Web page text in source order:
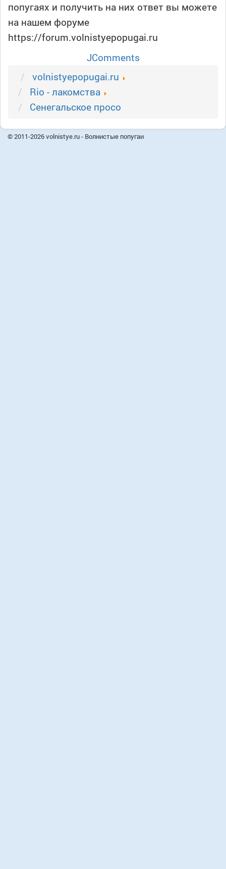
попугаях и получить на них ответ вы можете
на нашем форуме
https://forum.volnistyepopugai.ru
JComments
volnistyepopugai.ru
Rio - лакомства
Сенегальское просо
© 2011-2026 volnistye.ru - Волнистые попугаи